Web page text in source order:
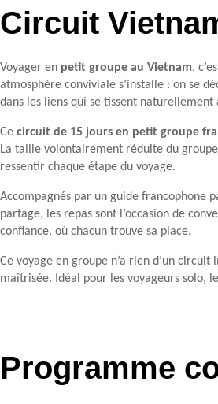
Circuit
Voyager en petit groupe au Vietnam,
atmosphère conviviale s’installe : on se
dans les liens qui se tissent naturellement
Ce circuit de 15 jours en petit groupe
La taille volontairement réduite du
ressentir chaque étape du voyage.
Accompagnés par un guide francophone
partage, les repas sont l’occasion de
confiance, où chacun trouve sa place.
Ce voyage en groupe n’a rien d’un
maîtrisée. Idéal pour les voyageurs solo,
Programme